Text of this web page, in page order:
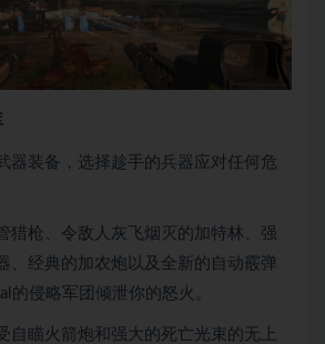
器装备，选择趁手的兵器应对任何危
猎枪、令敌人灰飞烟灭的加特林、强
、经典的加农炮以及全新的自动霰弹
的侵略军团倾泄你的怒火。
自瞄火箭炮和强大的死亡光束的无上